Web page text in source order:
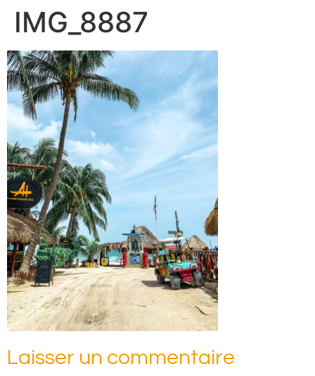
IMG_8887
Laisser un commentaire